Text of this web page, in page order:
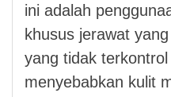
ini adalah
khusus jerawat
yang tidak
menyebabkan kulit